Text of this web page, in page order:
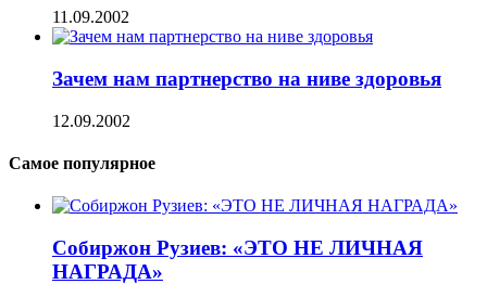
11.09.2002
Зачем нам партнерство на ниве здоровья
12.09.2002
Самое популярное
Собиржон Рузиев: «ЭТО НЕ ЛИЧНАЯ
НАГРАДА»